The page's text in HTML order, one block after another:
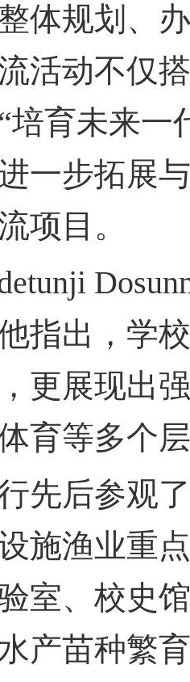
体规划、
活动不仅
培育未来
一步拓展
项目。
指出，学
更展现出
育等多个
先后参观
施渔业重
室、校史
苗种繁育